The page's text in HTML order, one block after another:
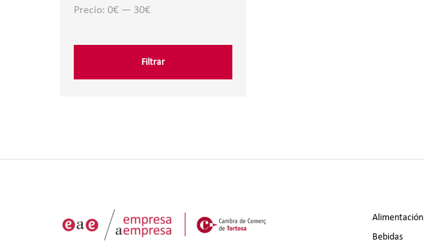
Filtrar
Precio: 0€ — 30€
Alimentación
Bebidas